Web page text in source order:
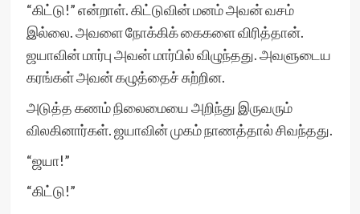
“கிட்டு!” என்றாள். கிட்டுவின் மனம் அவன் வசம்
இல்லை. அவளை நோக்கிக் கைகளை விரித்தான்.
ஜயாவின் மார்பு அவன் மார்பில் விழுந்தது. அவளுடைய
கரங்கள் அவன் கழுத்தைச் சுற்றின.
அடுத்த கணம் நிலைமையை அறிந்து இருவரும்
விலகினார்கள். ஜயாவின் முகம் நாணத்தால் சிவந்தது.
“ஜயா!”
“கிட்டு!”